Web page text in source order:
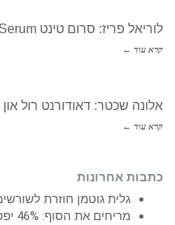
לוריאל פריז: סרום טינט Hyaluronic Tint Serum
קרא עוד ←
אלונה שכטר: דאודורנט רול און
קרא עוד ←
כתבות אחרונות
גלית גוטמן חוזרת
מריחים את הסוף: 46% יפסלו אתכם על חולצה מיוזעת